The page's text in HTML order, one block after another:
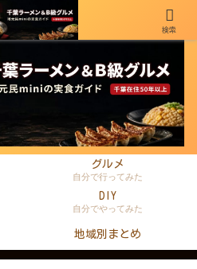
ン・町中華・B級グルメを本音レビュー
グルメ
自分で行ってみた
DIY
自分でやってみた
地域別まとめ
検索